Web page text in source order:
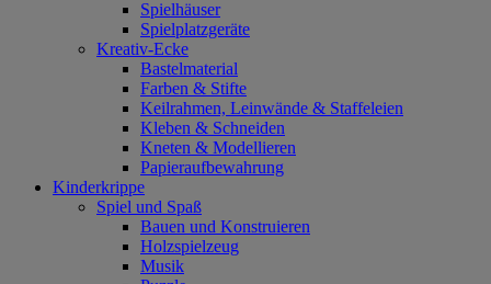
Spielhäuser
Spielplatzgeräte
Kreativ-Ecke
Bastelmaterial
Farben & Stifte
Keilrahmen, Leinwände & Staffeleien
Kleben & Schneiden
Kneten & Modellieren
Papieraufbewahrung
Kinderkrippe
Spiel und Spaß
Bauen und Konstruieren
Holzspielzeug
Musik